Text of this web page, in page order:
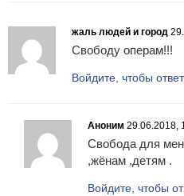
жаль людей и город
Свободу операм!!!
Войдите, чтобы
Аноним 29.06.2018,
Свобода для
,жёнам ,детям .
Войдите, чтобы